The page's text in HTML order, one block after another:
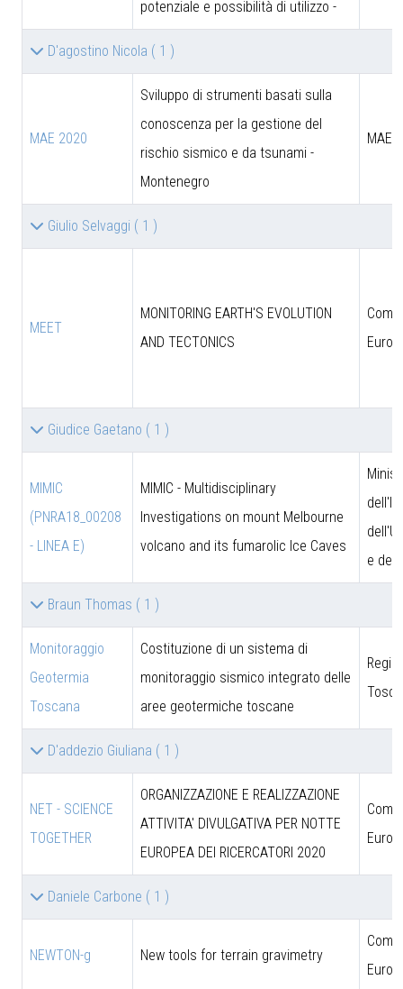
potenziale e possibilità di utilizzo -
D'agostino Nicola ( 1 )
MAE 2020
Sviluppo di strumenti basati sulla
conoscenza per la gestione del
rischio sismico e da tsunami -
Montenegro
MAE
Giulio Selvaggi ( 1 )
MEET
MONITORING EARTH'S EVOLUTION
AND TECTONICS
Giudice Gaetano ( 1 )
MIMIC
(PNRA18_00208
- LINEA E)
MIMIC - Multidisciplinary
Investigations on mount Melbourne
volcano and its fumarolic Ice Caves
e
Braun Thomas ( 1 )
Monitoraggio
Geotermia
Toscana
Costituzione di un sistema di
monitoraggio sismico integrato delle
aree geotermiche toscane
D'addezio Giuliana ( 1 )
NET - SCIENCE
TOGETHER
ORGANIZZAZIONE E REALIZZAZIONE
ATTIVITA' DIVULGATIVA PER NOTTE
EUROPEA DEI RICERCATORI 2020
Daniele Carbone ( 1 )
NEWTON-g New tools for terrain gravimetry